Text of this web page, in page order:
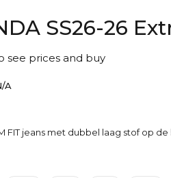
SS26-26
see prices and buy
A
FIT jeans met dubbel laag stof op